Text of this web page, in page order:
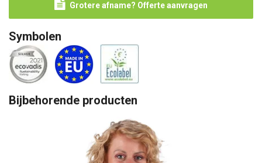
Grotere afname? Offerte aanvragen
Symbolen
Bijbehorende producten